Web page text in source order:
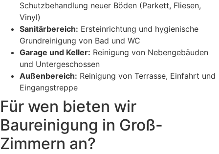
Schutzbehandlung neuer Böden (Parkett, Fliesen,
Vinyl)
Sanitärbereich: Ersteinrichtung und hygienische
Grundreinigung von Bad und WC
Garage und Keller: Reinigung von Nebengebäuden
und Untergeschossen
Außenbereich: Reinigung von Terrasse, Einfahrt und
Eingangstreppe
Für wen bieten wir
Baureinigung in Groß-
Zimmern an?